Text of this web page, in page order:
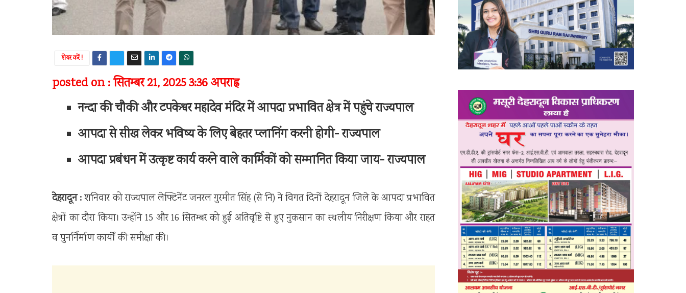
शेयर करें !
posted on : सितम्बर 21, 2025 3:36 अपराह्न
नन्दा की चौकी और टपकेश्वर महादेव मंदिर में आपदा प्रभावित क्षेत्र में पहुंचे राज्यपाल
आपदा से सीख लेकर भविष्य के लिए बेहतर प्लानिंग करनी होगी- राज्यपाल
आपदा प्रबंधन में उत्कृष्ट कार्य करने वाले कार्मिकों को सम्मानित किया जाय- राज्यपाल
देहरादून :शनिवार को राज्यपाल लेफ्टिनेंट जनरल गुरमीत सिंह (से नि) ने विगत दिनों देहरादून जिले के आपदा प्रभावित
क्षेत्रों का दौरा किया। उन्होंने 15 और 16 सितम्बर को हुई अतिवृष्टि से हुए नुकसान का स्थलीय निरीक्षण किया और राहत
व पुनर्निर्माण कार्यों की समीक्षा की।